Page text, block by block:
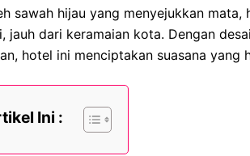
sawah hijau yang menyejukkan mata,
jauh dari keramaian kota. Dengan
hotel ini menciptakan suasana yang
Ini :